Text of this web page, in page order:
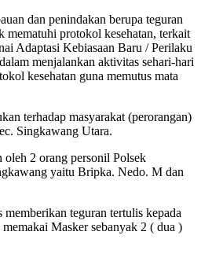
dan penindakan berupa teguran
mematuhi protokol kesehatan, terkait
Adaptasi Kebiasaan Baru / Perilaku
menjalankan aktivitas sehari-hari
kesehatan guna memutus mata
terhadap masyarakat (perorangan)
Singkawang Utara.
2 orang personil Polsek
yaitu Bripka. Nedo. M dan
teguran tertulis kepada
Masker sebanyak 2 ( dua )